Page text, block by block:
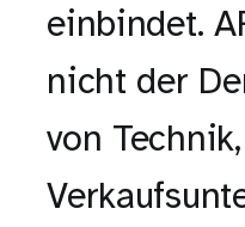
einbindet.
nicht der
von